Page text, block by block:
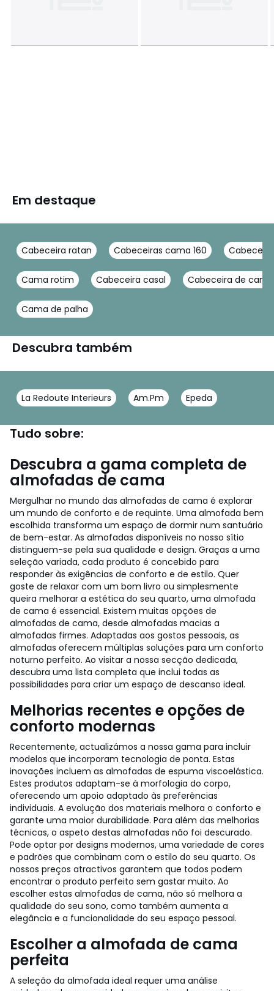
Em destaque
Cabeceira ratan Cabeceiras cama 160 Cabeceira
Cama rotim Cabeceira casal Cabeceira de
Cama de palha
Descubra também
La Redoute Interieurs Am.Pm Epeda
Tudo sobre:
Descubra a gama completa de
almofadas de cama
Mergulhar no mundo das almofadas de cama é explorar
um mundo de conforto e de requinte. Uma almofada bem
escolhida transforma um espaço de dormir num santuário
de bem-estar. As almofadas disponíveis no nosso sítio
distinguem-se pela sua qualidade e design. Graças a uma
seleção variada, cada produto é concebido para
responder às exigências de conforto e de estilo. Quer
goste de relaxar com um bom livro ou simplesmente
queira melhorar a estética do seu quarto, uma almofada
de cama é essencial. Existem muitas opções de
almofadas de cama, desde almofadas macias a
almofadas firmes. Adaptadas aos gostos pessoais, as
almofadas oferecem múltiplas soluções para um conforto
noturno perfeito. Ao visitar a nossa secção dedicada,
descubra uma lista completa que inclui todas as
possibilidades para criar um espaço de descanso ideal.
Melhorias recentes e opções de
conforto modernas
Recentemente, actualizámos a nossa gama para incluir
modelos que incorporam tecnologia de ponta. Estas
inovações incluem as almofadas de espuma viscoelástica.
Estes produtos adaptam-se à morfologia do corpo,
oferecendo um apoio adaptado às preferências
individuais. A evolução dos materiais melhora o conforto e
garante uma maior durabilidade. Para além das melhorias
técnicas, o aspeto destas almofadas não foi descurado.
Pode optar por designs modernos, uma variedade de cores
e padrões que combinam com o estilo do seu quarto. Os
nossos preços atractivos garantem que todos podem
encontrar o produto perfeito sem gastar muito. Ao
escolher estas almofadas de cama, não só melhora a
qualidade do seu sono, como também aumenta a
elegância e a funcionalidade do seu espaço pessoal.
Escolher a almofada de cama
perfeita
A seleção da almofada ideal requer uma análise